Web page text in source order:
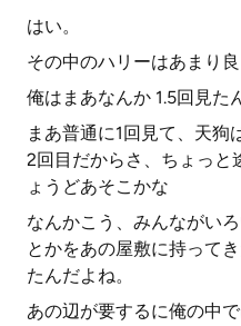
はい。
その中のハリーはあまり良
俺はまあなんか 1.5回見た
まあ普通に1回見て、天狗
2回目だからさ、ちょっと
ょうどあそこかな
なんかこう、みんながい
とかをあの屋敷に持って
たんだよね。
あの辺が要するに俺の中